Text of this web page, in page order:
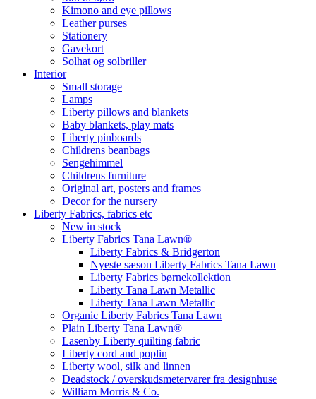
Kimono and eye pillows
Leather purses
Stationery
Gavekort
Solhat og solbriller
Interior
Small storage
Lamps
Liberty pillows and blankets
Baby blankets, play mats
Liberty pinboards
Childrens beanbags
Sengehimmel
Childrens furniture
Original art, posters and frames
Decor for the nursery
Liberty Fabrics, fabrics etc
New in stock
Liberty Fabrics Tana Lawn®
Liberty Fabrics & Bridgerton
Nyeste sæson Liberty Fabrics Tana Lawn
Liberty Fabrics børnekollektion
Liberty Tana Lawn Metallic
Liberty Tana Lawn Metallic
Organic Liberty Fabrics Tana Lawn
Plain Liberty Tana Lawn®
Lasenby Liberty quilting fabric
Liberty cord and poplin
Liberty wool, silk and linnen
Deadstock / overskudsmetervarer fra designhuse
William Morris & Co.